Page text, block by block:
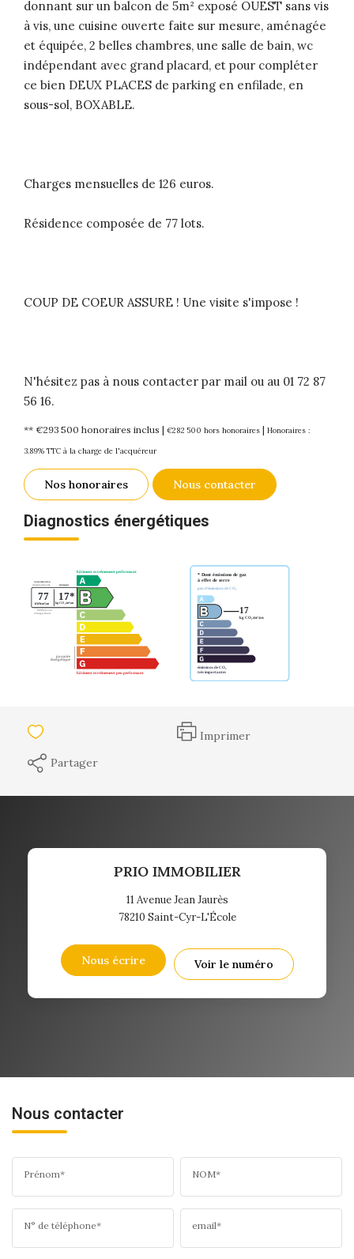
donnant sur un balcon de 5m² exposé OUEST sans vis
à vis, une cuisine ouverte faite sur mesure, aménagée
et équipée, 2 belles chambres, une salle de bain, wc
indépendant avec grand placard, et pour compléter
ce bien DEUX PLACES de parking en enfilade, en
sous-sol, BOXABLE.
Charges mensuelles de 126 euros.
Résidence composée de 77 lots.
COUP DE COEUR ASSURE ! Une visite s'impose !
N'hésitez pas à nous contacter par mail ou au 01 72 87
56 16.
** €293 500 honoraires inclus | €282 500 hors honoraires | Honoraires :
3.89% TTC à la charge de l'acquéreur
Nos honoraires Nous contacter
Diagnostics énergétiques
Imprimer
Partager
PRIO IMMOBILIER
11 Avenue Jean Jaurès
78210 Saint-Cyr-L'École
Nous écrire Voir le numéro
Nous contacter
Prénom* NOM*
N° de téléphone* email*